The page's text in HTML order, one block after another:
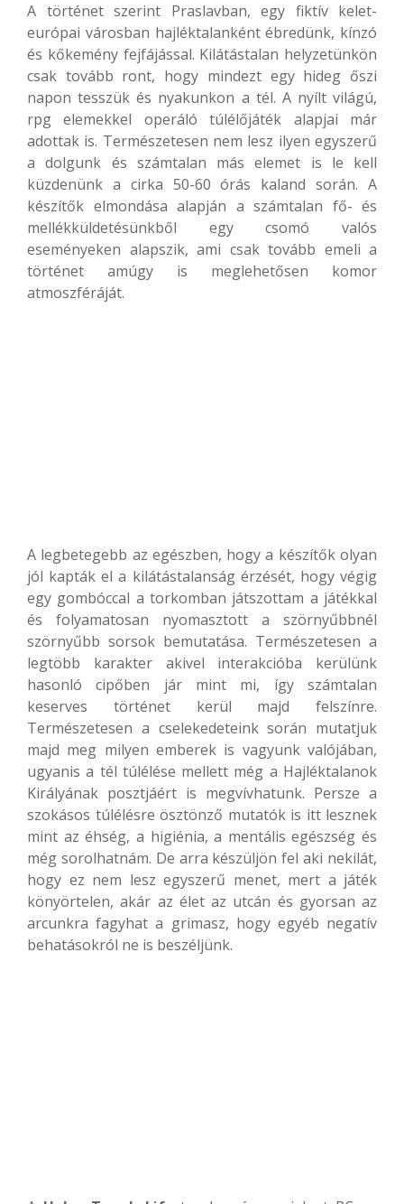
A történet szerint Praslavban, egy fiktív kelet-
európai városban hajléktalanként ébredünk, kínzó
és kőkemény fejfájással. Kilátástalan helyzetünkön
csak tovább ront, hogy mindezt egy hideg őszi
napon tesszük és nyakunkon a tél. A nyílt világú,
rpg elemekkel operáló túlélőjáték alapjai már
adottak is. Természetesen nem lesz ilyen egyszerű
a dolgunk és számtalan más elemet is le kell
küzdenünk a cirka 50-60 órás kaland során. A
készítők elmondása alapján a számtalan fő- és
mellékküldetésünkből egy csomó valós
eseményeken alapszik, ami csak tovább emeli a
történet amúgy is meglehetősen komor
atmoszféráját.
A legbetegebb az egészben, hogy a készítők olyan
jól kapták el a kilátástalanság érzését, hogy végig
egy gombóccal a torkomban játszottam a játékkal
és folyamatosan nyomasztott a szörnyűbbnél
szörnyűbb sorsok bemutatása. Természetesen a
legtöbb karakter akivel interakcióba kerülünk
hasonló cipőben jár mint mi, így számtalan
keserves történet kerül majd felszínre.
Természetesen a cselekedeteink során mutatjuk
majd meg milyen emberek is vagyunk valójában,
ugyanis a tél túlélése mellett még a Hajléktalanok
Királyának posztjáért is megvívhatunk. Persze a
szokásos túlélésre ösztönző mutatók is itt lesznek
mint az éhség, a higiénia, a mentális egészség és
még sorolhatnám. De arra készüljön fel aki nekilát,
hogy ez nem lesz egyszerű menet, mert a játék
könyörtelen, akár az élet az utcán és gyorsan az
arcunkra fagyhat a grimasz, hogy egyéb negatív
behatásokról ne is beszéljünk.